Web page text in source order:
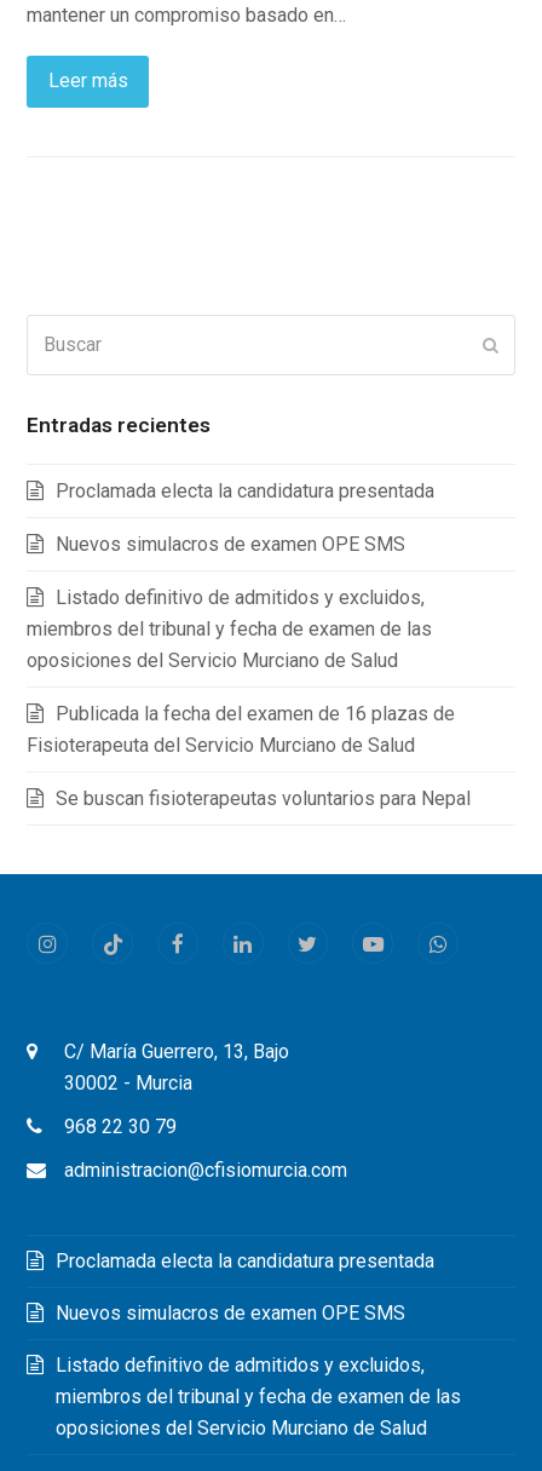
mantener un compromiso basado en…
Leer más
Entradas recientes
Proclamada electa la candidatura presentada
Nuevos simulacros de examen OPE SMS
Listado definitivo de admitidos y excluidos,
miembros del tribunal y fecha de examen de las
oposiciones del Servicio Murciano de Salud
Publicada la fecha del examen de 16 plazas de
Fisioterapeuta del Servicio Murciano de Salud
Se buscan fisioterapeutas voluntarios para Nepal
InstagramTiktok FacebookLinkedInTwitterYoutubeWhatsapp
C/ María Guerrero, 13, Bajo
30002 - Murcia
968 22 30 79
administracion@cfisiomurcia.com
Proclamada electa la candidatura presentada
Nuevos simulacros de examen OPE SMS
Listado definitivo de admitidos y excluidos,
miembros del tribunal y fecha de examen de las
oposiciones del Servicio Murciano de Salud